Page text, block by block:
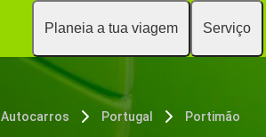
Planeia a tua viagem Serviço
Autocarros Portugal Portimão